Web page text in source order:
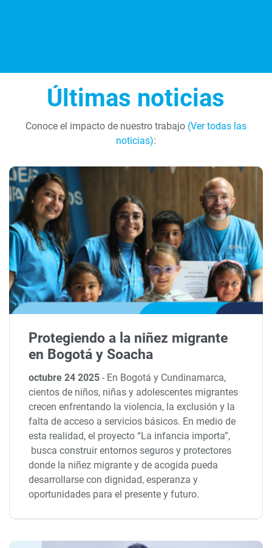
Últimas noticias
Conoce el impacto de nuestro trabajo(Ver todas las
noticias):
Protegiendo a la niñez migrante
en Bogotá y Soacha
octubre 24 2025- En Bogotá y Cundinamarca,
cientos de niños, niñas y adolescentes migrantes
crecen enfrentando la violencia, la exclusión y la
falta de acceso a servicios básicos. En medio de
esta realidad, el proyecto “La infancia importa”,
busca construir entornos seguros y protectores
donde la niñez migrante y de acogida pueda
desarrollarse con dignidad, esperanza y
oportunidades para el presente y futuro.